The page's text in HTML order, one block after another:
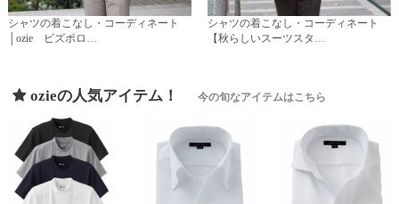
シャツの着こなし・コーディネート
│ozie ビズポロ…
シャツの着こなし・コーディネート
【秋らしいスーツスタ…
ozieの人気アイテム！ 今の旬なアイテムはこちら